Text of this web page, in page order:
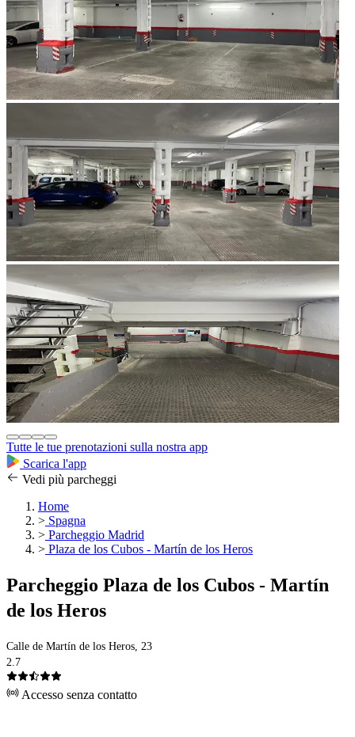
Tutte le tue prenotazioni sulla nostra app
Scarica l'app
Vedi più parcheggi
Home
> Spagna
> Parcheggio Madrid
> Plaza de los Cubos - Martín de los Heros
Parcheggio Plaza de los Cubos - Martín
de los Heros
Calle de Martín de los Heros, 23
2.7
Accesso senza contatto